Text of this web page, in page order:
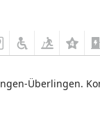
Überlingen.